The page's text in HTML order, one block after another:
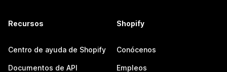
Recursos
Centro de ayuda de Shopify
Documentos de API
Shopify
Conócenos
Empleos